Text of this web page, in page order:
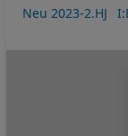
Neu 2023-2.HJ